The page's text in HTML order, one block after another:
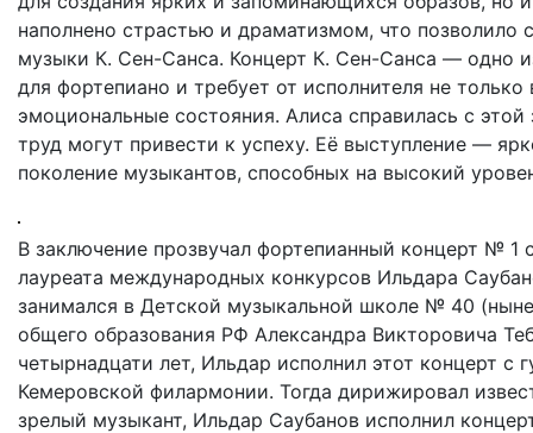
наполнено страстью и драматизмом, что позволило
музыки К. Сен-Санса. Концерт К. Сен-Санса — одно
для фортепиано и требует от исполнителя не
эмоциональные состояния. Алиса справилась с
труд могут привести к успеху. Её выступление —
поколение музыкантов, способных на высокий
В заключение прозвучал фортепианный концерт №
лауреата международных конкурсов Ильдара
занимался в Детской музыкальной школе № 40
общего образования РФ Александра Викторовича
четырнадцати лет, Ильдар исполнил этот концерт
Кемеровской филармонии. Тогда дирижировал
зрелый музыкант, Ильдар Саубанов исполнил